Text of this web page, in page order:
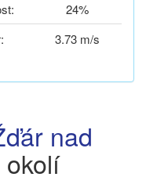
24%
3.73 m/s
nad
okolí